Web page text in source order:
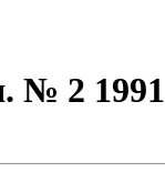
№ 2 1991